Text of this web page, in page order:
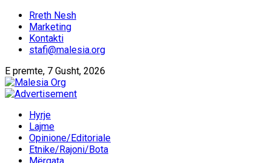
Rreth Nesh
Marketing
Kontakti
stafi@malesia.org
E premte, 7 Gusht, 2026
Hyrje
Lajme
Opinione/Editoriale
Etnike/Rajoni/Bota